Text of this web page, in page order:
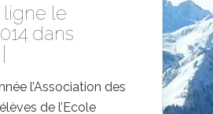
ligne le
dans
l’Association des
de l’Ecole